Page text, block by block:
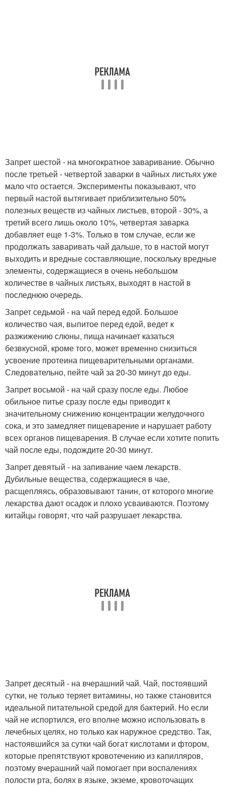
Запрет шестой - на многократное заваривание. Обычно
после третьей - четвертой заварки в чайных листьях уже
мало что остается. Эксперименты показывают, что
первый настой вытягивает приблизительно 50%
полезных веществ из чайных листьев, второй - 30%, а
третий всего лишь около 10%, четвертая заварка
добавляет еще 1-3%. Только в том случае, если же
продолжать заваривать чай дальше, то в настой могут
выходить и вредные составляющие, поскольку вредные
элементы, содержащиеся в очень небольшом
количестве в чайных листьях, выходят в настой в
последнюю очередь.
Запрет седьмой - на чай перед едой. Большое
количество чая, выпитое перед едой, ведет к
разжижению слюны, пища начинает казаться
безвкусной, кроме того, может временно снизиться
усвоение протеина пищеварительными органами.
Следовательно, пейте чай за 20-30 минут до еды.
Запрет восьмой - на чай сразу после еды. Любое
обильное питье сразу после еды приводит к
значительному снижению концентрации желудочного
сока, и это замедляет пищеварение и нарушает работу
всех органов пищеварения. В случае если хотите попить
чай после еды, подождите 20-30 минут.
Запрет девятый - на запивание чаем лекарств.
Дубильные вещества, содержащиеся в чае,
расщепляясь, образовывают танин, от которого многие
лекарства дают осадок и плохо усваиваются. Поэтому
китайцы говорят, что чай разрушает лекарства.
Запрет десятый - на вчерашний чай. Чай, постоявший
сутки, не только теряет витамины, но также становится
идеальной питательной средой для бактерий. Но если
чай не испортился, его вполне можно использовать в
лечебных целях, но только как наружное средство. Так,
настоявшийся за сутки чай богат кислотами и фтором,
которые препятствуют кровотечению из капилляров,
поэтому вчерашний чай помогает при воспалениях
полости рта, болях в языке, экземе, кровоточащих